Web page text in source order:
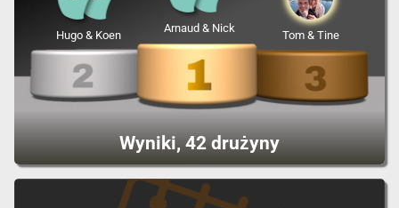
Wyniki, 42 drużyny
Arnaud & Nick
Hugo & Koen Tom & Tine